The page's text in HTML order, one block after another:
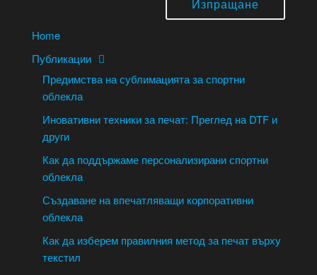
Home
Публикации
Предимства на сублимацията за спортни
облекла
Иновативни техники за печат: Преглед на DTF и
други
Как да поддържаме персонализирани спортни
облекла
Създаване на впечатляващи корпоративни
облекла
Как да изберем правилния метод за печат върху
текстил